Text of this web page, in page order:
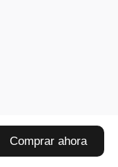
Comprar ahora